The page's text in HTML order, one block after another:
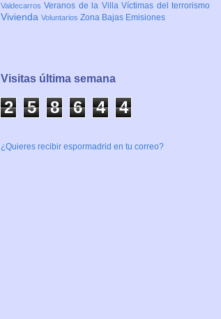
ValdecarrosVeranos de la VillaVíctimas del terrorismo
Vivienda Voluntarios Zona Bajas Emisiones
Visitas última semana
2 5 8 6 4 4
¿Quieres recibir espormadrid en tu correo?